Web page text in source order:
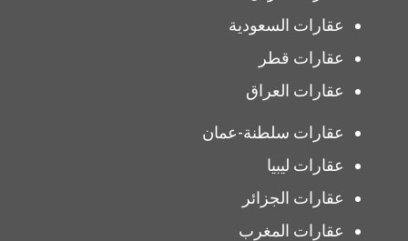
عقارات السعودية
عقارات قطر
عقارات العراق
عقارات سلطنة-عمان
عقارات ليبيا
عقارات الجزائر
عقارات المغرب